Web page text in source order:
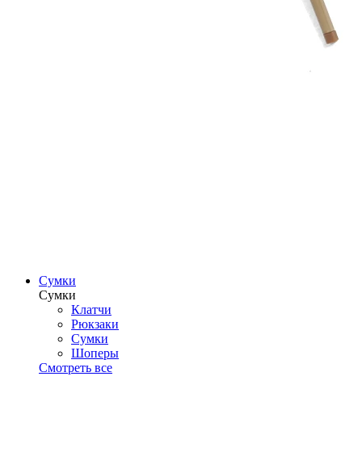
Сумки
Сумки
Клатчи
Рюкзаки
Сумки
Шоперы
Смотреть все